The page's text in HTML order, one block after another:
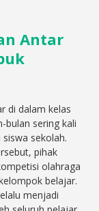
Antar
di dalam kelas
bulan sering kali
sekolah.
pihak
olahraga
belajar.
menjadi